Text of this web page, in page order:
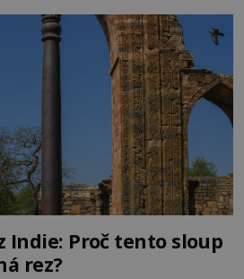
Ve středověké
mimořádnou hodnotu. Nejsou
Indie: Proč tento sloup
rez?